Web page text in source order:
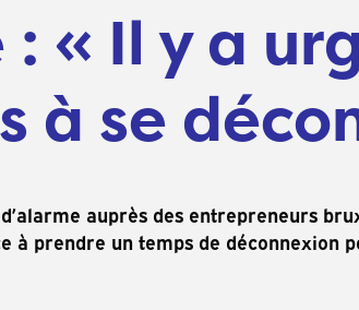
« Il y a
à se
auprès des entrepreneurs
à prendre un temps de déconnexion